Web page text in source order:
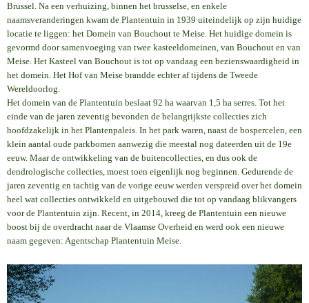
Brussel. Na een verhuizing, binnen het brusselse, en enkele
naamsveranderingen kwam de Plantentuin in 1939 uiteindelijk op zijn huidige
locatie te liggen: het Domein van Bouchout te Meise. Het huidige domein is
gevormd door samenvoeging van twee kasteeldomeinen, van Bouchout en van
Meise. Het Kasteel van Bouchout is tot op vandaag een bezienswaardigheid in
het domein. Het Hof van Meise brandde echter af tijdens de Tweede
Wereldoorlog.
Het domein van de Plantentuin beslaat 92 ha waarvan 1,5 ha serres. Tot het
einde van de jaren zeventig bevonden de belangrijkste collecties zich
hoofdzakelijk in het Plantenpaleis. In het park waren, naast de bospercelen, een
klein aantal oude parkbomen aanwezig die meestal nog dateerden uit de 19e
eeuw. Maar de ontwikkeling van de buitencollecties, en dus ook de
dendrologische collecties, moest toen eigenlijk nog beginnen. Gedurende de
jaren zeventig en tachtig van de vorige eeuw werden verspreid over het domein
heel wat collecties ontwikkeld en uitgebouwd die tot op vandaag blikvangers
voor de Plantentuin zijn. Recent, in 2014, kreeg de Plantentuin een nieuwe
boost bij de overdracht naar de Vlaamse Overheid en werd ook een nieuwe
naam gegeven: Agentschap Plantentuin Meise.